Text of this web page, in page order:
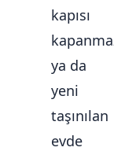
kapısı
ya da
yeni
taşınılan
evde